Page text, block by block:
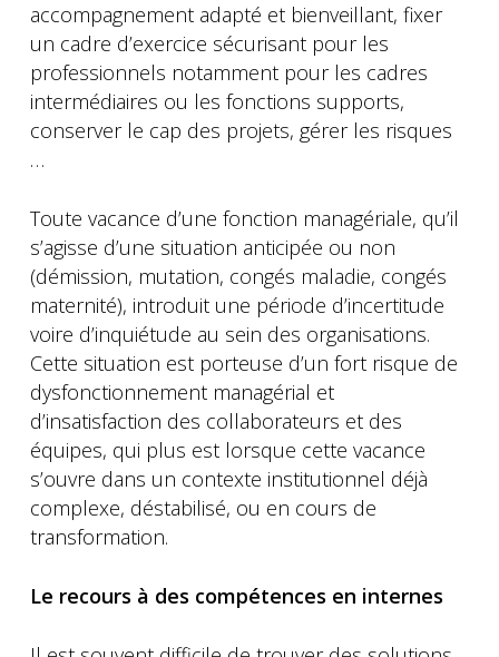
accompagnement adapté et bienveillant, fixer
un cadre d’exercice sécurisant pour les
professionnels notamment pour les cadres
intermédiaires ou les fonctions supports,
conserver le cap des projets, gérer les risques
…
Toute vacance d’une fonction managériale, qu’il
s’agisse d’une situation anticipée ou non
(démission, mutation, congés maladie, congés
maternité), introduit une période d’incertitude
voire d’inquiétude au sein des organisations.
Cette situation est porteuse d’un fort risque de
dysfonctionnement managérial et
d’insatisfaction des collaborateurs et des
équipes, qui plus est lorsque cette vacance
s’ouvre dans un contexte institutionnel déjà
complexe, déstabilisé, ou en cours de
transformation.
Le recours à des compétences en internes